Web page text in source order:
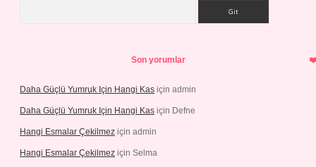
Son yorumlar
Daha Güçlü Yumruk Için Hangi Kas için admin
Daha Güçlü Yumruk Için Hangi Kas için Defne
Hangi Esmalar Çekilmez için admin
Hangi Esmalar Çekilmez için Selma